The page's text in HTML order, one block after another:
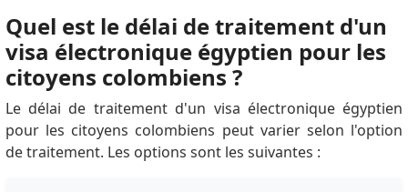
Quel est le délai de traitement d'un
visa électronique égyptien pour les
citoyens colombiens ?
Le délai de traitement d'un visa électronique égyptien
pour les citoyens colombiens peut varier selon l'option
de traitement. Les options sont les suivantes :